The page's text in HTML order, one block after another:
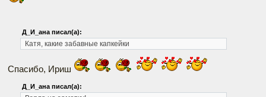
Д_И_ана писал(а):
Катя, какие забавные капкейки
Спасибо, Ириш
Д_И_ана писал(а):